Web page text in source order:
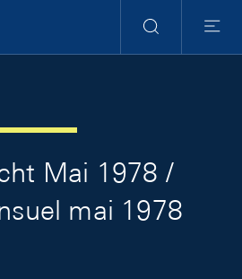
Ricerca
Menu
Mai 1978 /
mai 1978